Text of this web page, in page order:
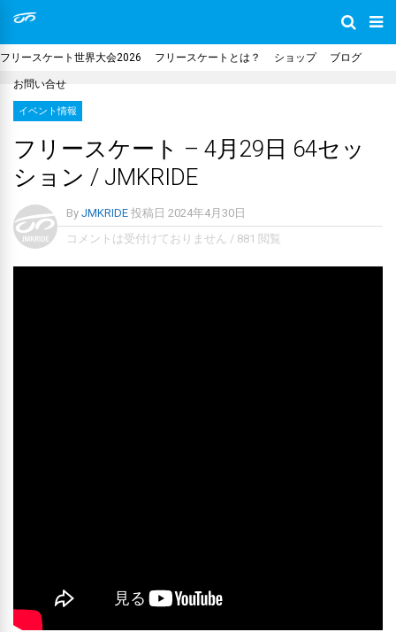
フリースケート世界大会2026 フリースケートとは？ ショップ ブログ
お問い合せ
イベント情報
フリースケート – 4月29日 64セッ
ション / JMKRIDE
By JMKRIDE 投稿日 2024年4月30日
コメントは受付けておりません / 881 閲覧